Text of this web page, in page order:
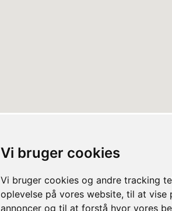
Vi bruger cookies
Vi bruger cookies og andre tracking
oplevelse på vores website, til at vise
annoncer og til at forstå hvor vores